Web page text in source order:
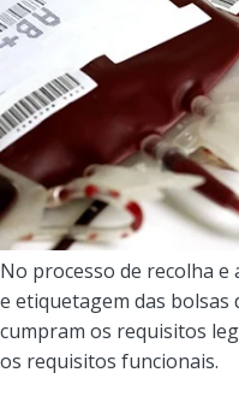
No processo de recolha e
e etiquetagem das bolsas
cumpram os requisitos
os requisitos funcionais.